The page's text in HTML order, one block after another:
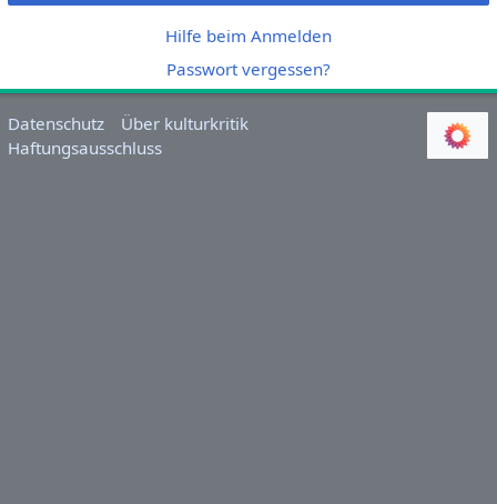
Hilfe beim Anmelden
Passwort vergessen?
Datenschutz
Über kulturkritik
Haftungsausschluss